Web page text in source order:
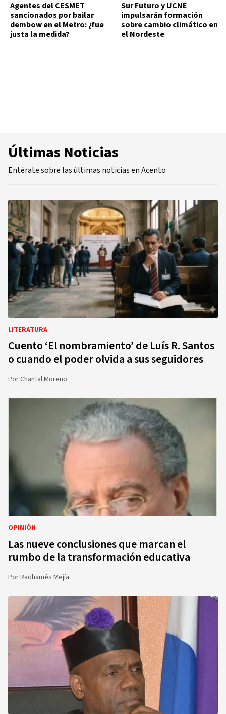
Agentes del CESMET
sancionados por bailar
dembow en el Metro: ¿fue
justa la medida?
Sur Futuro y UCNE
impulsarán formación
sobre cambio climático en
el Nordeste